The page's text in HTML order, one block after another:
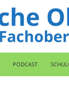
PODCAST